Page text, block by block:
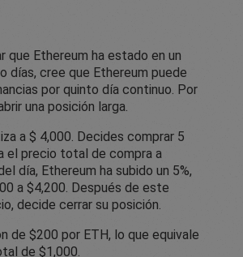
que Ethereum ha estado en un
días, cree que Ethereum puede
por quinto día continuo. Por
una posición larga.
a $ 4,000. Decides comprar 5
el precio total de compra a
día, Ethereum ha subido un 5%,
a $4,200. Después de este
decide cerrar su posición.
de $200 por ETH, lo que equivale
de $1,000.